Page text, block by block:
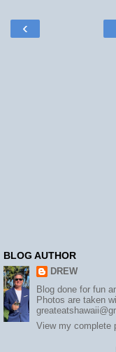
‹
BLOG AUTHOR
DREW
Blog done for fun
Photos are taken
View my complete